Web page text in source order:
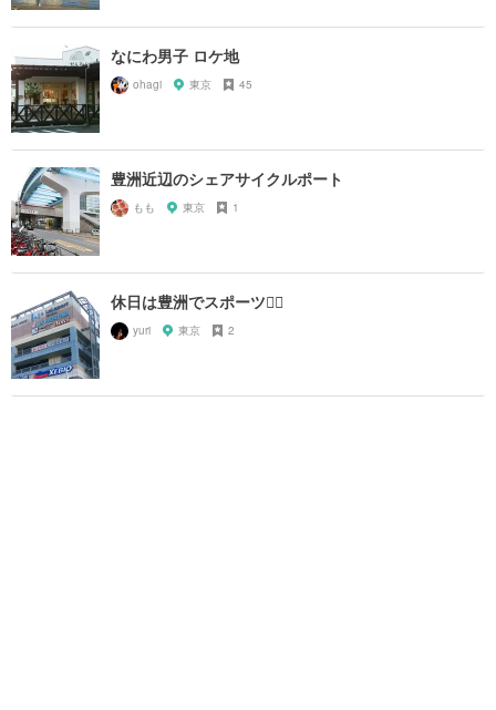
なにわ男子 ロケ地
ohagi 東京 45
豊洲近辺のシェアサイクルポート
もも 東京 1
休日は豊洲でスポーツ🏃‍♀️
yuri 東京 2